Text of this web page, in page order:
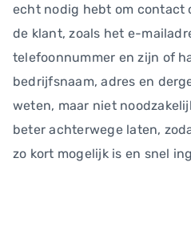
echt nodig hebt om contact
de klant, zoals het e-
telefoonnummer en zijn of
bedrijfsnaam, adres en
weten, maar niet
beter achterwege laten,
zo kort mogelijk is en snel